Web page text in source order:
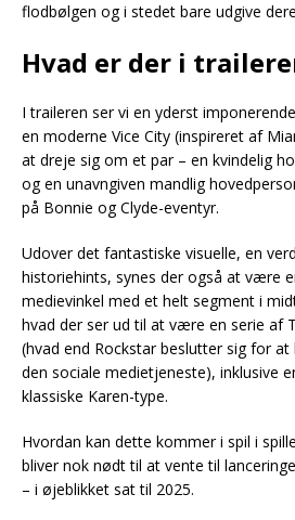
flodbølgen og i stedet bare udgive
Hvad er der i
I traileren ser vi en yderst
en moderne Vice City (inspireret af
at dreje sig om et par – en kvindelig
og en unavngiven mandlig
på Bonnie og Clyde-eventyr.
Udover det fantastiske visuelle, en
historiehints, synes der også at være
medievinkel med et helt segment i
hvad der ser ud til at være en serie af
(hvad end Rockstar beslutter sig for at
den sociale medietjeneste), inklusive
klassiske Karen-type.
Hvordan kan dette kommer i spil i
bliver nok nødt til at vente til
– i øjeblikket sat til 2025.